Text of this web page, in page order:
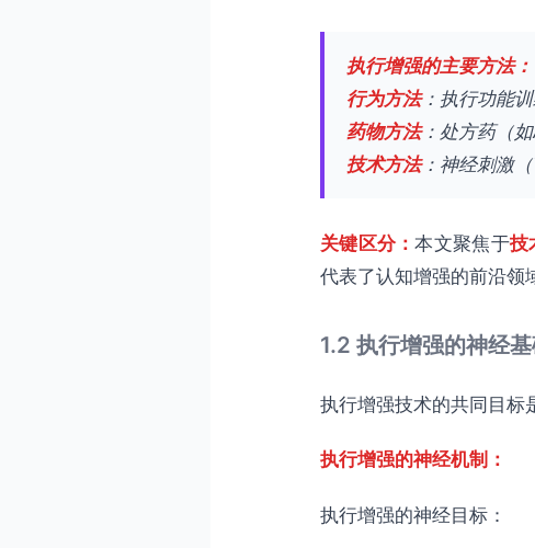
执行增强的主要方法：
行为方法：执行功能
药物方法：处方药（
技术方法：神经刺激
关键区分：本文聚焦于技
代表了认知增强的前沿领
1.2 执行增强的神经
执行增强技术的共同目标
执行增强的神经机制：
执行增强的神经目标：